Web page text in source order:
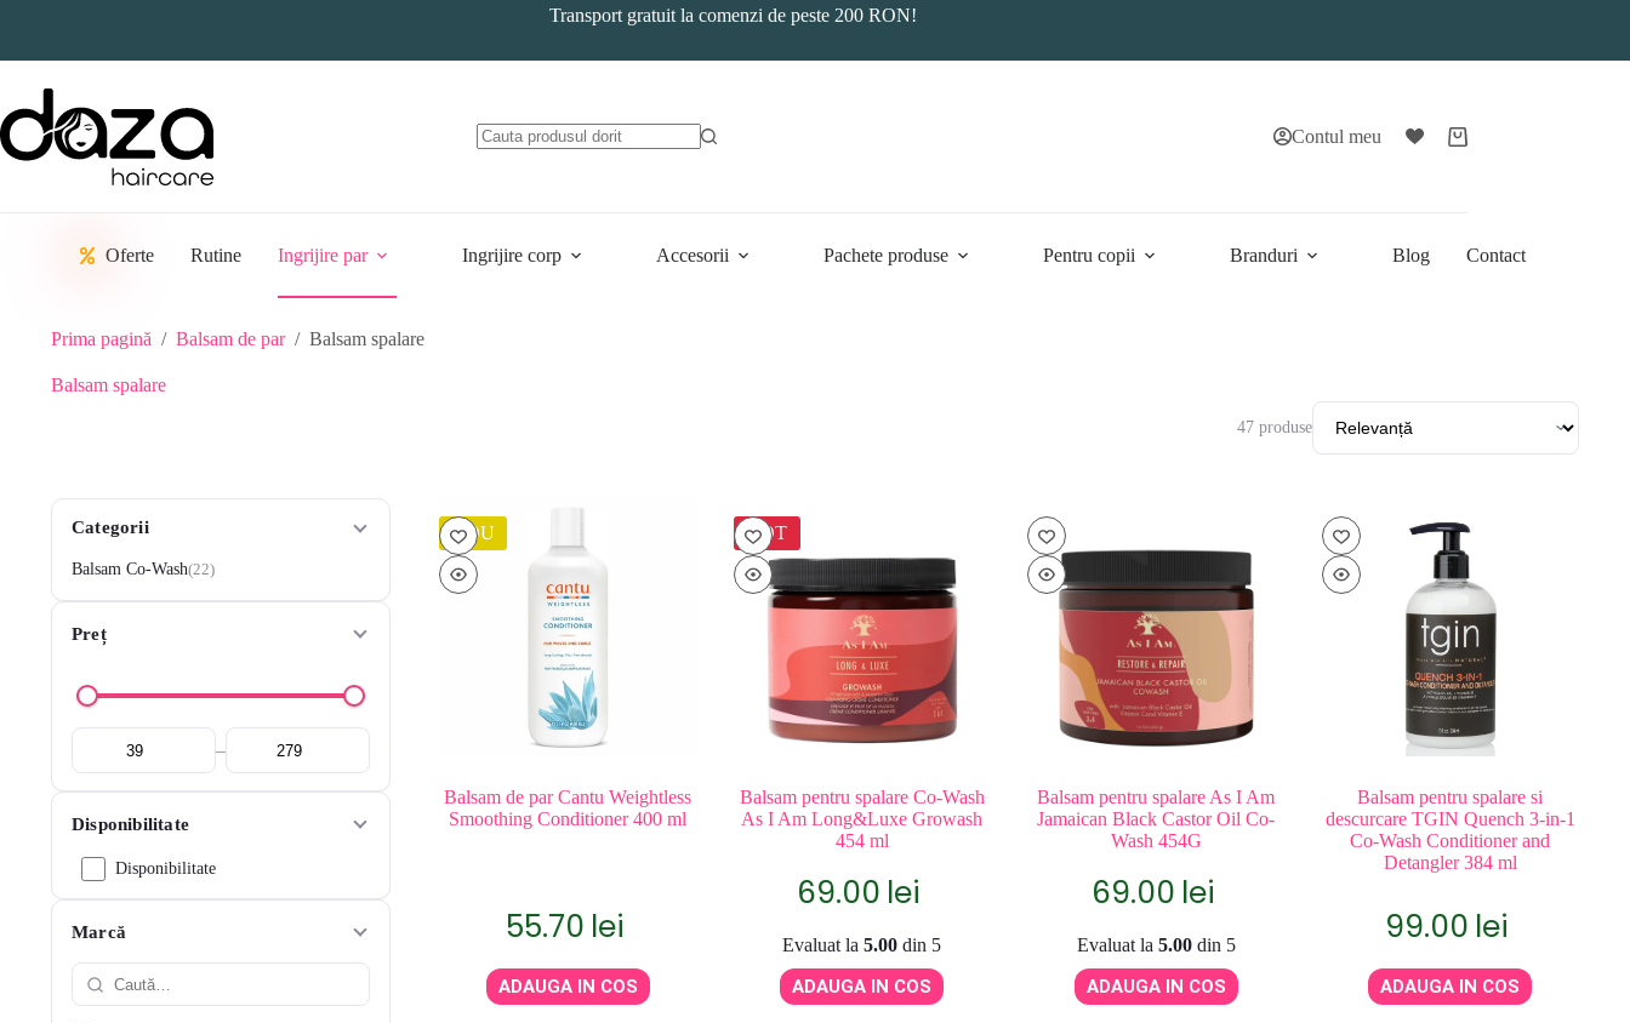
Transport gratuit la comenzi de peste 200 RON!
Contul meu
Coș
Oferte Rutine Ingrijire par Ingrijire corp Accesorii Pachete produse Pentru copii Branduri Blog Contact
Prima pagină / Balsam de par / Balsam spalare
Balsam spalare
47 produse
Categorii
Balsam Co-Wash 22
Preț
–
Disponibilitate
Disponibilitate
Marcă
NOU
Balsam de par Cantu Weightless
Smoothing Conditioner 400 ml
55.70 lei
ADAUGA IN COS
HOT
Balsam pentru spalare Co-Wash
As I Am Long&Luxe Growash
454 ml
69.00 lei
Evaluat la5.00 din 5
ADAUGA IN COS
Balsam pentru spalare As I Am
Jamaican Black Castor Oil Co-
Wash 454G
69.00 lei
Evaluat la 5.00din 5
ADAUGA IN COS
Balsam pentru spalare si
descurcare TGIN Quench 3-in-1
Co-Wash Conditioner and
Detangler 384 ml
99.00 lei
ADAUGA IN COS